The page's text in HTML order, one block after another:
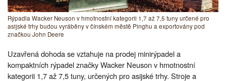
Rýpadla Wacker Neuson v hmotnostní kategorii 1,7 až 7,5 tuny určené pro
asijské trhy budou vyráběny v čínském městě Pinghu a exportovány pod
značkou John Deere
Uzavřená dohoda se vztahuje na prodej minirýpadel a
kompaktních rýpadel značky Wacker Neuson v hmotnostní
kategorii 1,7 až 7,5 tuny, určených pro asijské trhy. Stroje a